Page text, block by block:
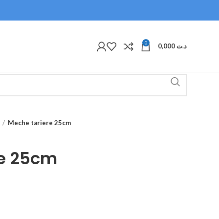
0 د.ت
Meche tariere 25cm
25cm